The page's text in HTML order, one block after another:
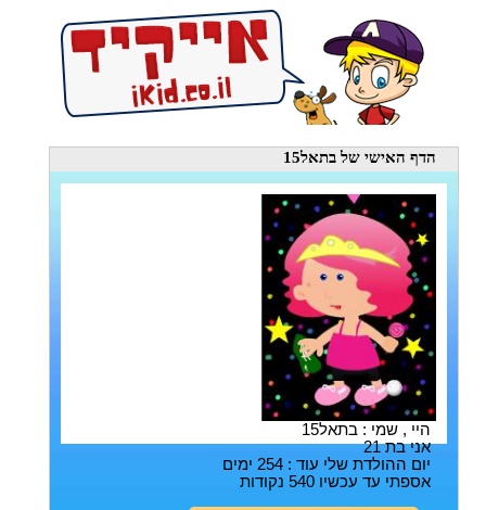
הדף האישי של בתאל15
היי , שמי : בתאל15
אני בת 21
יום ההולדת שלי עוד : 254 ימים
אספתי עד עכשיו 540 נקודות